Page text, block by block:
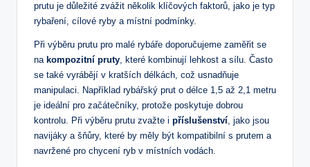
prutu je důležité zvážit několik⁢ klíčových faktorů, jako je⁣ typ
rybaření, cílové ryby a místní podmínky.
Při výběru prutu pro malé rybáře doporučujeme​ zaměřit⁢ se
‍na kompozitní pruty, které kombinují lehkost a sílu. ⁢Často
se také vyrábějí v kratších⁢ délkách, což usnadňuje
‌manipulaci.‌ Například ​rybářský prut o délce 1,5 až 2,1 metru
je ideální pro ‌začátečníky, protože poskytuje dobrou
kontrolu. Při výběru prutu zvažte ​i příslušenství, jako jsou
navijáky a ‌šňůry, které by měly být kompatibilní s prutem a
navržené pro ⁣chycení‌ ryb v místních vodách.